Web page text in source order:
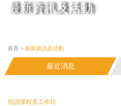
最新資訊及活動
首頁 > 最新資訊及活動
最近消息
培訓課程及工作坊